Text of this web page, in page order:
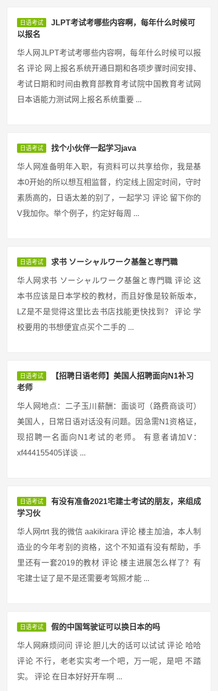
日语考试
JLPT考试考哪些内容啊，每年什么时候可
以报名
华人网JLPT考试考哪些内容啊，每年什么时候可以报
名 评论 网上报名系统开通日期和各项步骤时间安排、
考试日期和时间由教育部教育考试院中国教育考试网
日本语能力测试网上报名系统重要 ...
日语考试 找个小伙伴一起学习java
华人网准备明年入职，有资料可以共享给你，我是基
本0开始的所以想互相监督，约定线上固定时间，守时
素质高的，日语太差的别了，一起学习 评论 留下你的
V我加你。举个例子，约定好每周 ...
日语考试 求书 ソーシャルワーク基盤と専門職
华人网求书 ソーシャルワーク基盤と専門職 评论 这
本书应该是日本学校的教材，而且好像是较新版本，
LZ是不是觉得这里比去书店找能更快找到？ 评论 学
校要用的书想便宜点买个二手的 ...
日语考试
【招聘日语老师】美国人招聘面向N1补习
老师
华人网地点：二子玉川薪酬：面谈可（路费商谈可）
美国人，日常日语对话没有问题。因急需N1资格证，
现招聘一名面向N1考试的老师。 有意者请加V：
xf444155405详谈 ...
日语考试
有没有准备2021宅建士考试的朋友，来组成
学习伙
华人网rtrt 我的微信 aakikirara 评论 楼主加油，本人制
造业的今年考别的资格，这个不知道有没有帮助，手
里还有一套2019的教材 评论 楼主进展怎么样了？有
宅建士证了是不是还需要考驾照才能 ...
日语考试 假的中国驾驶证可以换日本的吗
华人网麻烦问问 评论 胆儿大的话可以试试 评论 哈哈
评论 不行，老老实实考一个吧，万一呢，是吧 不踏
实。 评论 在日本好好开车啊 ...